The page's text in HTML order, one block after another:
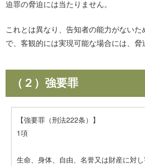
迫罪の脅迫には当たりません。
これとは異なり、告知者の能力がない
で、客観的には実現可能な場合には、脅
（２）強要罪
【強要罪（刑法222条）】
1項
生命、身体、自由、名誉又は財産に対